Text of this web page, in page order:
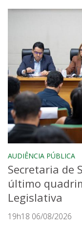
AUDIÊNCIA PÚBLICA
Secretaria de
último
Legislativa
19h18 06/08/2026